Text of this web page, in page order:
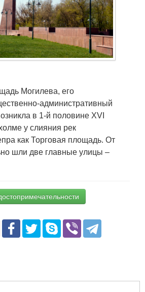
Могилева, его
административный
в 1-й половине XVI
у слияния рек
как Торговая площадь. От
шли две главные улицы –